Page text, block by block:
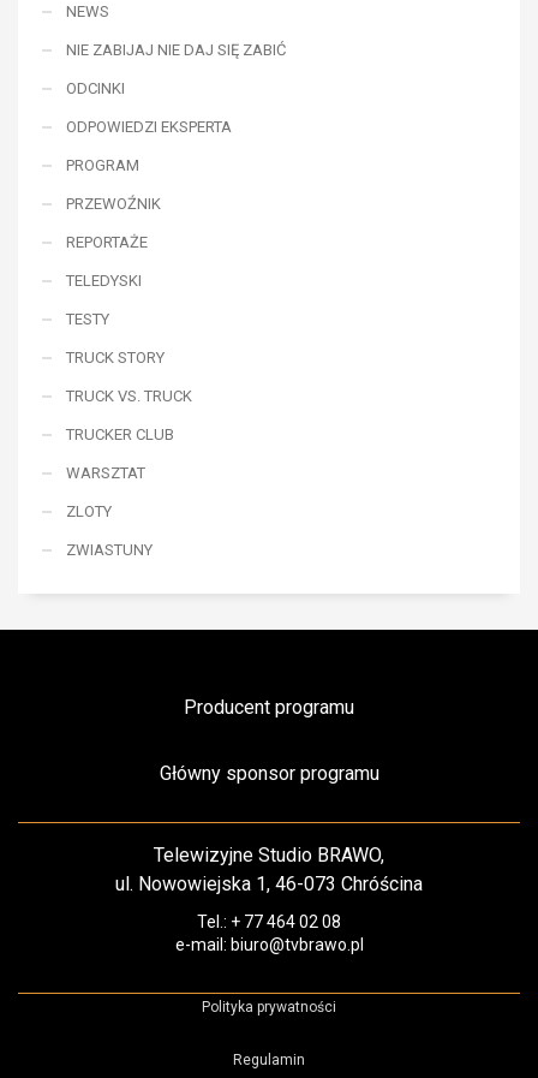
NEWS
NIE ZABIJAJ NIE DAJ SIĘ ZABIĆ
ODCINKI
ODPOWIEDZI EKSPERTA
PROGRAM
PRZEWOŹNIK
REPORTAŻE
TELEDYSKI
TESTY
TRUCK STORY
TRUCK VS. TRUCK
TRUCKER CLUB
WARSZTAT
ZLOTY
ZWIASTUNY
Producent programu
Główny sponsor programu
Telewizyjne Studio BRAWO,
ul. Nowowiejska 1, 46-073 Chróścina
Tel.: + 77 464 02 08
e-mail: biuro@tvbrawo.pl
Polityka prywatności
Regulamin